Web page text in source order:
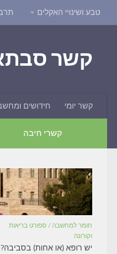
טבע ושינויי האקלים
קשר
קשר יומי חידושים
קשרי חיבה
חומר למחשבה / ספורט בריאות
וקורונה
יש רופא (או אחות) בסביבה?